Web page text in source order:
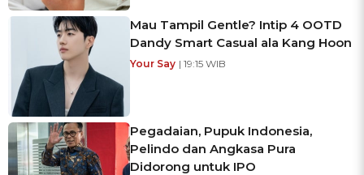
Mau Tampil Gentle? Intip 4 OOTD
Dandy Smart Casual ala Kang Hoon
Your Say | 19:15 WIB
Pegadaian, Pupuk Indonesia,
Pelindo dan Angkasa Pura
Didorong untuk IPO